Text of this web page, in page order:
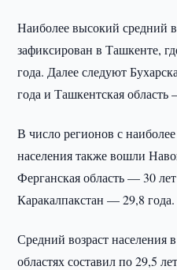
Наиболее высокий средний
зафиксирован в Ташкенте,
года. Далее следуют
года и Ташкентская область
В число регионов с
населения также вошли
Ферганская область — 30
Каракалпакстан — 29,8 года.
Средний возраст
областях составил по 29,5